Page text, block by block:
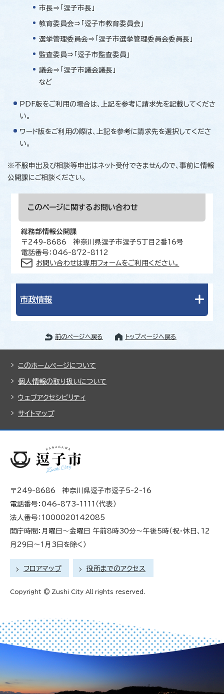
市長⇒「逗子市長」
教育委員会⇒「逗子市教育委員会」
選挙管理委員会⇒「逗子市選挙管理委員会委員長」
監査委員⇒「逗子市監査委員」
議会⇒「逗子市議会議長」
など
PDF版をご利用の場合は、上記を参考に請求先を記載してくださ
い。
ワード版をご利用の際は、上記を参考に請求先を選択してくださ
い。
※不服申出及び相談等申出はネット受付できませんので、事前に情報
公開課にご相談ください。
このページに関する お問い合わせ
総務部情報公開課
〒249-8686 神奈川県逗子市逗子5丁目2番16号
電話番号：046-872-8112
お問い合わせは専用フォームをご利用ください。
市政情報
前のページへ戻る トップページへ戻る
このホームページについて
個人情報の取り扱いについて
ウェブアクセシビリティ
サイトマップ
〒249-8686 神奈川県逗子市逗子5-2-16
電話番号：046-873-1111（代表）
法人番号：1000020142085
開庁時間：月曜日～金曜日 午前8時30分～午後5時（祝・休日、12
月29日～1月3日を除く）
フロアマップ 役所までのアクセス
Copyright © Zushi City All rights reserved.